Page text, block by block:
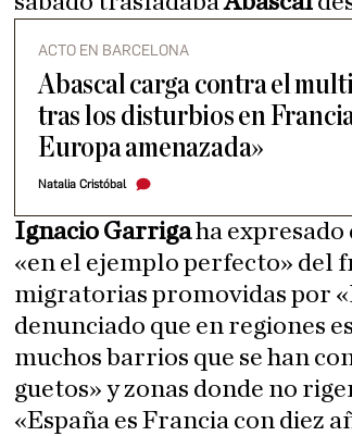
ACTO EN BARCELONA
Abascal carga contra el
tras los disturbios en
Europa amenazada»
Natalia Cristóbal
Ignacio Garrigaha expresado
«en el ejemplo perfecto» del
migratorias promovidas por
denunciado que en regiones
muchos barrios que se han
guetos» y zonas donde no
«España es Francia con diez